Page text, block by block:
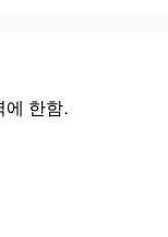
에 한함.